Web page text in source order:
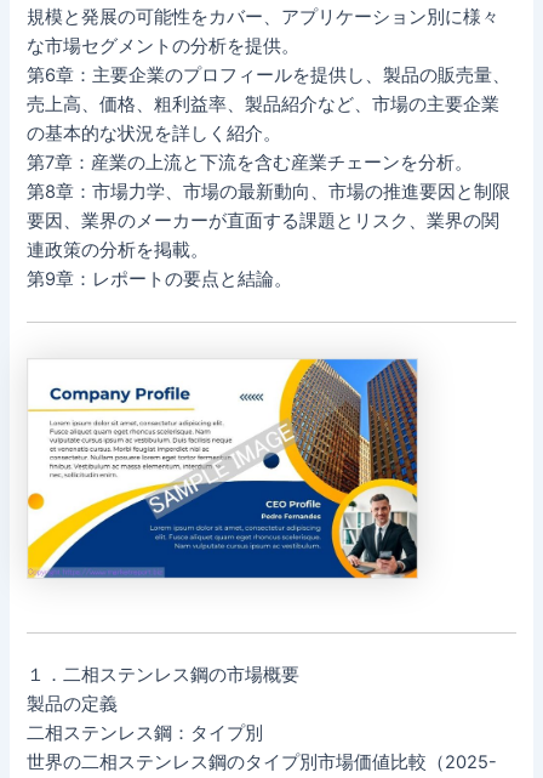
規模と発展の可能性をカバー、アプリケーション別に様々
な市場セグメントの分析を提供。
第6章：主要企業のプロフィールを提供し、製品の販売量、
売上高、価格、粗利益率、製品紹介など、市場の主要企業
の基本的な状況を詳しく紹介。
第7章：産業の上流と下流を含む産業チェーンを分析。
第8章：市場力学、市場の最新動向、市場の推進要因と制限
要因、業界のメーカーが直面する課題とリスク、業界の関
連政策の分析を掲載。
第9章：レポートの要点と結論。
１．二相ステンレス鋼の市場概要
製品の定義
二相ステンレス鋼：タイプ別
世界の二相ステンレス鋼のタイプ別市場価値比較（2025-